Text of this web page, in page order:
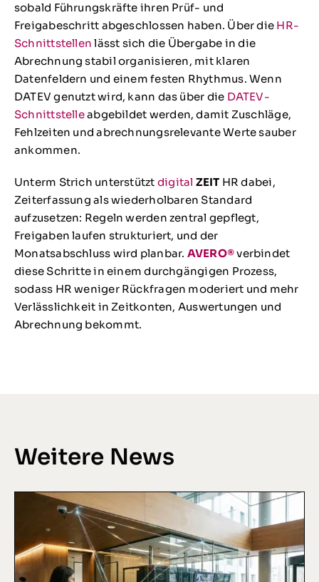
sobald Führungskräfte ihren Prüf- und
Freigabeschritt abgeschlossen haben. Über die HR-
Schnittstellen lässt sich die Übergabe in die
Abrechnung stabil organisieren, mit klaren
Datenfeldern und einem festen Rhythmus. Wenn
DATEV genutzt wird, kann das über die DATEV-
Schnittstelleabgebildet werden, damit Zuschläge,
Fehlzeiten und abrechnungsrelevante Werte sauber
ankommen.
Unterm Strich unterstützt digital ZEIT HR dabei,
Zeiterfassung als wiederholbaren Standard
aufzusetzen: Regeln werden zentral gepflegt,
Freigaben laufen strukturiert, und der
Monatsabschluss wird planbar. AVERO®verbindet
diese Schritte in einem durchgängigen Prozess,
sodass HR weniger Rückfragen moderiert und mehr
Verlässlichkeit in Zeitkonten, Auswertungen und
Abrechnung bekommt.
Weitere News